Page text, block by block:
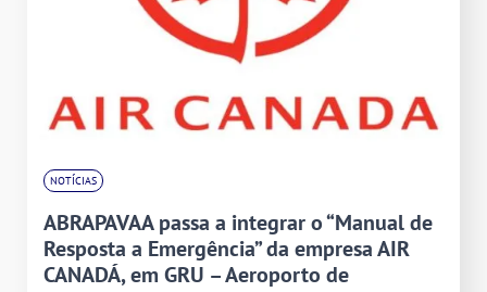
NOTÍCIAS
ABRAPAVAA passa a integrar o “Manual de
Resposta a Emergência” da empresa AIR
CANADÁ, em GRU – Aeroporto de